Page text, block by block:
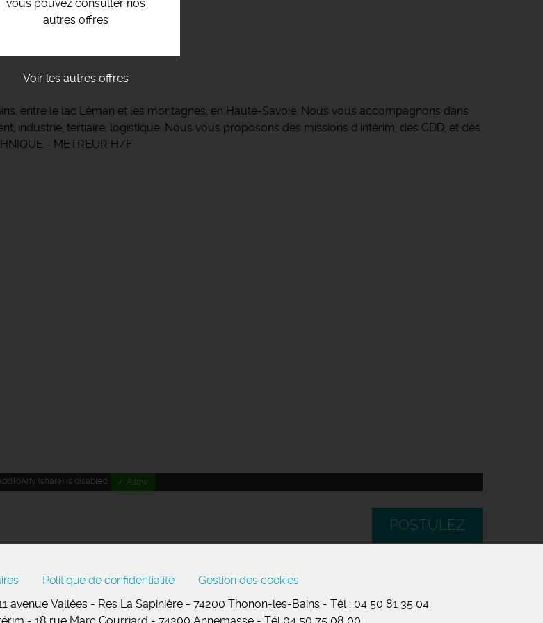
vous pouvez consulter nos
autres offres
Voir les autres offres
entre le lac Léman et les montagnes, en Haute-Savoie. Nous vous accompagnons dans
industrie, tertiaire, logistique. Nous vous proposons des missions d'intérim, des CDD, et des
- METREUR H/F
(share) is disabled. ✓ Allow
POSTULEZ
Politique de confidentialité
Gestion des cookies
avenue Vallées - Res La Sapinière - 74200 Thonon-les-Bains - Tél : 04 50 81 35 04